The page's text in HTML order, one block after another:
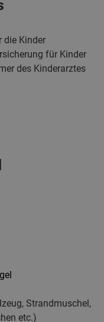
die Kinder
für Kinder
des Kinderarztes
Strandmuschel,
etc.)